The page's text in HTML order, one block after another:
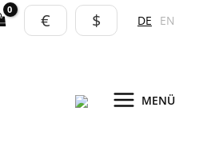
€ $ DE EN
MENÜ